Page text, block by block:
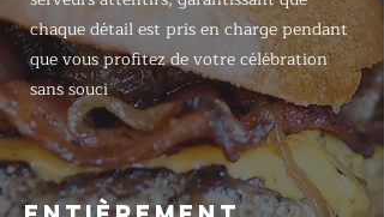
chaque détail est pris en charge pendant
que vous profitez de votre célébration
sans souci